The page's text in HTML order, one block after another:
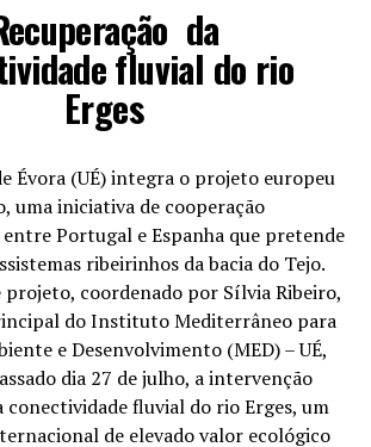
da
fluvial do rio
Erges
Évora (UÉ) integra o projeto europeu
uma iniciativa de cooperação
Portugal e Espanha que pretende
ribeirinhos da bacia do Tejo.
coordenado por Sílvia Ribeiro,
do Instituto Mediterrâneo para
e Desenvolvimento (MED) – UÉ,
dia 27 de julho, a intervenção
conectividade fluvial do rio Erges, um
de elevado valor ecológico